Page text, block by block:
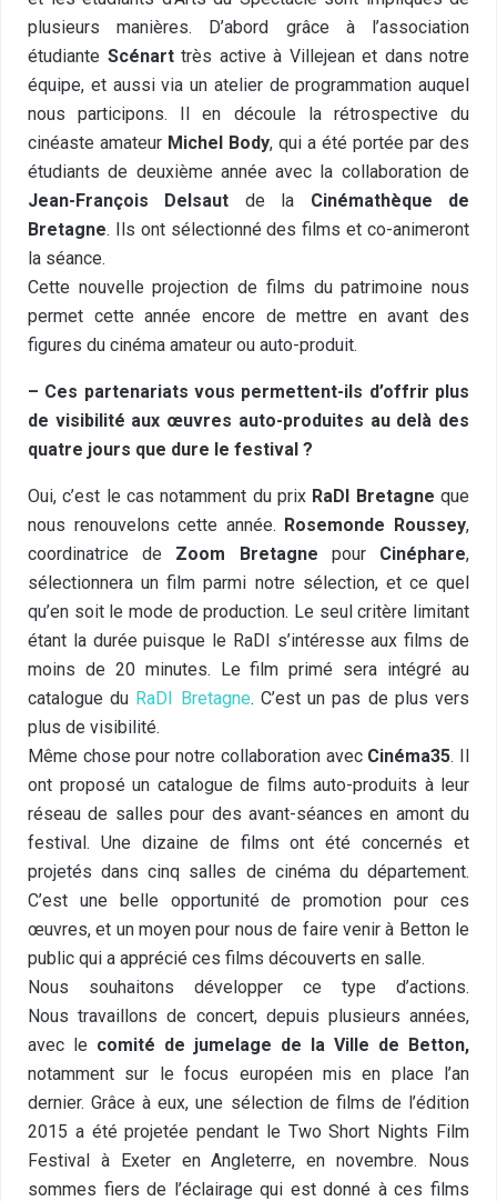
plusieurs manières. D’abord grâce à l’association
étudiante Scénarttrès active à Villejean et dans notre
équipe, et aussi via un atelier de programmation auquel
nous participons. Il en découle la rétrospective du
cinéaste amateur Michel Body, qui a été portée par des
étudiants de deuxième année avec la collaboration de
Jean-François Delsaut de la Cinémathèque de
Bretagne. Ils ont sélectionné des films et co-animeront
la séance.
Cette nouvelle projection de films du patrimoine nous
permet cette année encore de mettre en avant des
figures du cinéma amateur ou auto-produit.
– Ces partenariats vous permettent-ils d’offrir plus
de visibilité aux œuvres auto-produites au delà des
quatre jours que dure le festival ?
Oui, c’est le cas notamment du prix RaDI Bretagneque
nous renouvelons cette année. Rosemonde Roussey,
coordinatrice de Zoom Bretagne pour Cinéphare,
sélectionnera un film parmi notre sélection, et ce quel
qu’en soit le mode de production. Le seul critère limitant
étant la durée puisque le RaDI s’intéresse aux films de
moins de 20 minutes. Le film primé sera intégré au
catalogue du RaDI Bretagne. C’est un pas de plus vers
plus de visibilité.
Même chose pour notre collaboration avec Cinéma35. Il
ont proposé un catalogue de films auto-produits à leur
réseau de salles pour des avant-séances en amont du
festival. Une dizaine de films ont été concernés et
projetés dans cinq salles de cinéma du département.
C’est une belle opportunité de promotion pour ces
œuvres, et un moyen pour nous de faire venir à Betton le
public qui a apprécié ces films découverts en salle.
Nous souhaitons développer ce type d’actions.
Nous travaillons de concert, depuis plusieurs années,
avec le comité de jumelage de la Ville de Betton,
notamment sur le focus européen mis en place l’an
dernier. Grâce à eux, une sélection de films de l’édition
2015 a été projetée pendant le Two Short Nights Film
Festival à Exeter en Angleterre, en novembre. Nous
sommes fiers de l’éclairage qui est donné à ces films